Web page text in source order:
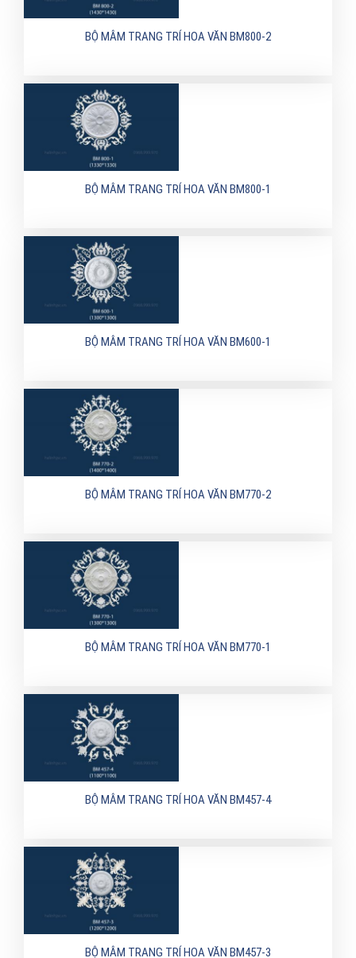
BỘ MÂM TRANG TRÍ HOA VĂN BM800-2
BỘ MÂM TRANG TRÍ HOA VĂN BM800-1
BỘ MÂM TRANG TRÍ HOA VĂN BM600-1
BỘ MÂM TRANG TRÍ HOA VĂN BM770-2
BỘ MÂM TRANG TRÍ HOA VĂN BM770-1
BỘ MÂM TRANG TRÍ HOA VĂN BM457-4
BỘ MÂM TRANG TRÍ HOA VĂN BM457-3